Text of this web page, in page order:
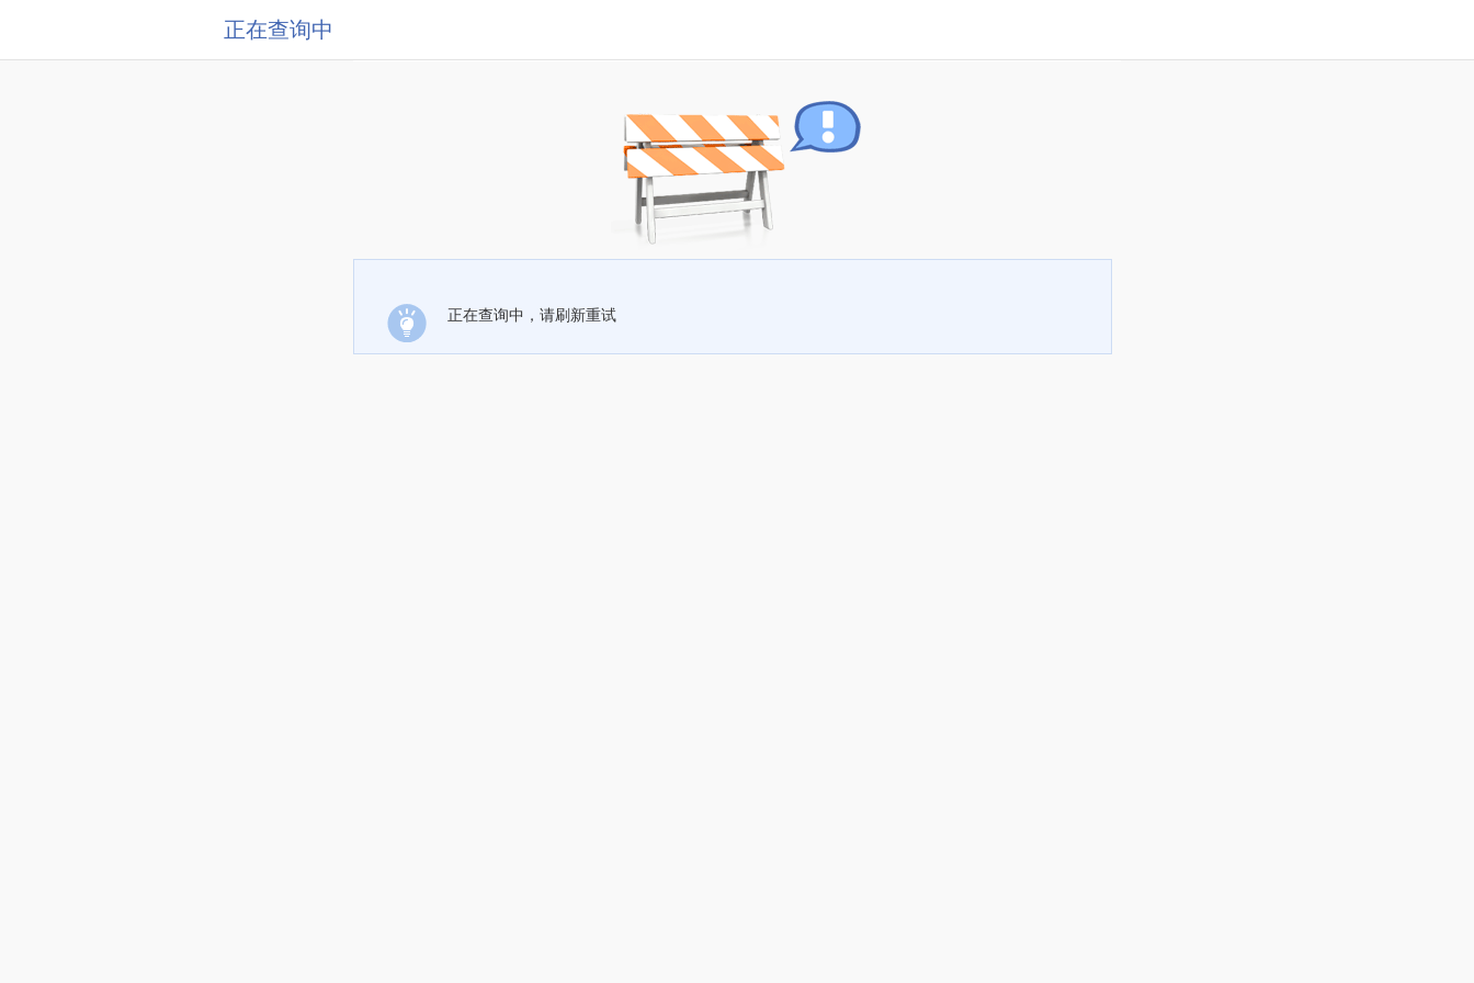
正在查询中
正在查询中，请刷新重试